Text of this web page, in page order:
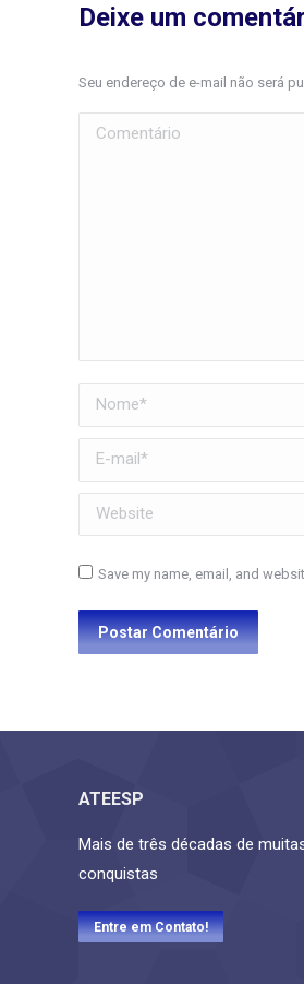
Deixe um
Seu endereço de e-mail não será
Comentário
Nome *
E-mail *
Website
Save my name, email, and
Postar Comentário
ATEESP
Mais de três décadas de
conquistas
Entre em Contato!